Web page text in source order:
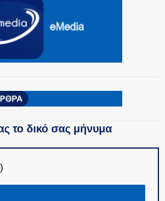
το δικό σας μήνυμα